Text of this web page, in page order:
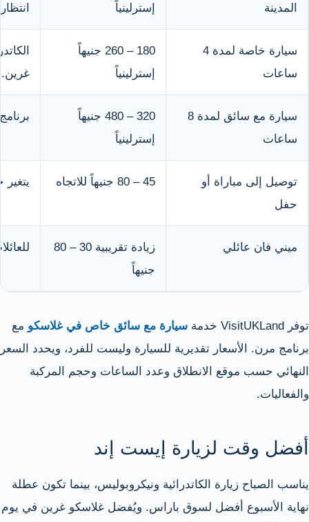
المدينة
إسترلينياً
سيارة خاصة لمدة 4
ساعات
180 – 260 جنيهاً
إسترلينياً
غرين.
سيارة مع سائق لمدة 8
ساعات
320 – 480 جنيهاً
إسترلينياً
توصيل إلى مباراة أو
حفل
45 – 80 جنيهاً للاتجاه
ميني فان عائلي
زيادة تقريبية 30 – 80
جنيهاً
توفر VisitUKLand خدمة سيارة مع سائق خاص في غلاسكو مع
برنامج مرن. الأسعار تقديرية للسيارة وليست للفرد، ويحدد السعر
النهائي حسب موقع الانطلاق وعدد الساعات وحجم المركبة
والفعاليات.
أفضل وقت لزيارة إيست إند
يناسب الصباح زيارة الكاتدرائية ونيكروبوليس، بينما تكون عطلة
نهاية الأسبوع أفضل لسوق باراس. ويُفضل غلاسكو غرين في يوم